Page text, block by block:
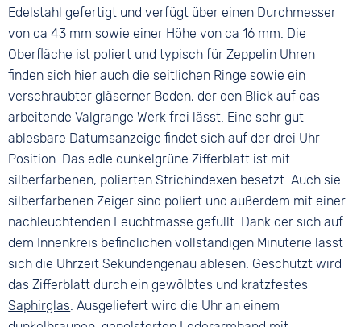
Edelstahl gefertigt und verfügt über einen Durchmesser
von ca 43 mm sowie einer Höhe von ca 16 mm. Die
Oberfläche ist poliert und typisch für Zeppelin Uhren
finden sich hier auch die seitlichen Ringe sowie ein
verschraubter gläserner Boden, der den Blick auf das
arbeitende Valgrange Werk frei lässt. Eine sehr gut
ablesbare Datumsanzeige findet sich auf der drei Uhr
Position. Das edle dunkelgrüne Zifferblatt ist mit
silberfarbenen, polierten Strichindexen besetzt. Auch sie
silberfarbenen Zeiger sind poliert und außerdem mit einer
nachleuchtenden Leuchtmasse gefüllt. Dank der sich auf
dem Innenkreis befindlichen vollständigen Minuterie lässt
sich die Uhrzeit Sekundengenau ablesen. Geschützt wird
das Zifferblatt durch ein gewölbtes und kratzfestes
Saphirglas. Ausgeliefert wird die Uhr an einem